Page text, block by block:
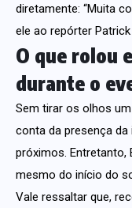
diretamente: “Muita
ele ao repórter
O que rolou
durante o
Sem tirar os olhos
conta da presença
próximos. Entretanto,
mesmo do início do
Vale ressaltar que,